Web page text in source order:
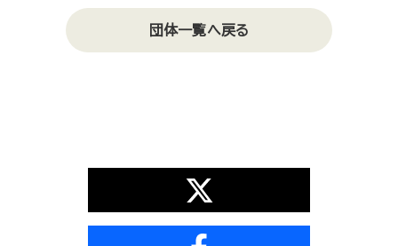
団体一覧へ戻る